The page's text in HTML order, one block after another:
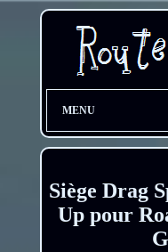
MENU
Siège Drag
Up pour